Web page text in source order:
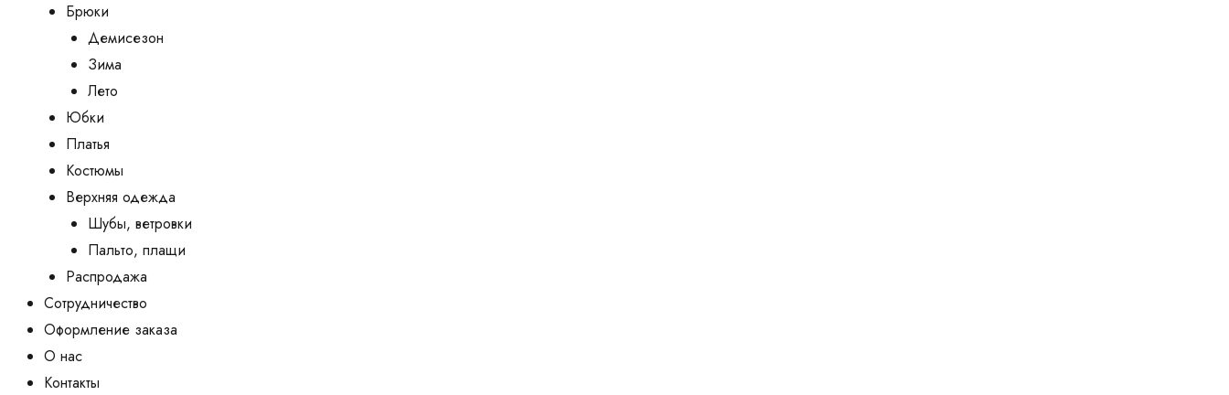
Брюки
Демисезон
Зима
Лето
Юбки
Платья
Костюмы
Верхняя одежда
Шубы, ветровки
Пальто, плащи
Распродажа
Сотрудничество
Оформление заказа
О нас
Контакты